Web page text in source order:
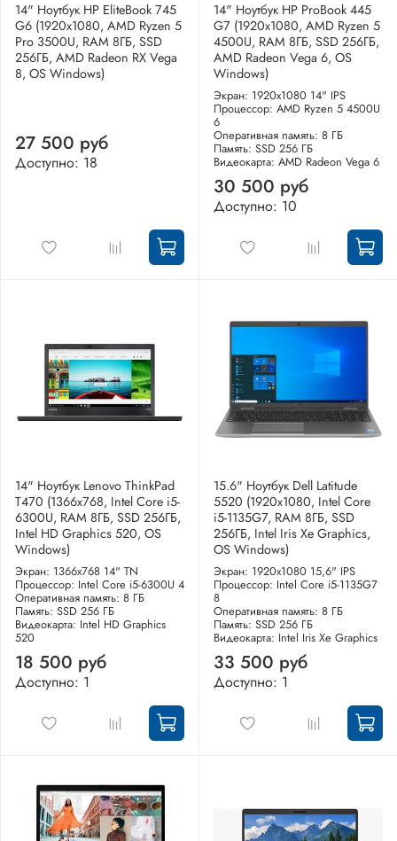
14" Ноутбук HP EliteBook 745
G6 (1920x1080, AMD Ryzen 5
Pro 3500U, RAM 8ГБ, SSD
256ГБ, AMD Radeon RX Vega
8, OS Windows)
27 500 руб
Доступно: 18
14" Ноутбук HP ProBook 445
G7 (1920x1080, AMD Ryzen 5
4500U, RAM 8ГБ, SSD 256ГБ,
AMD Radeon Vega 6, OS
Windows)
Экран: 1920x1080 14" IPS
Процессор: AMD Ryzen 5 4500U
6
Оперативная память: 8 ГБ
Память: SSD 256 ГБ
Видеокарта: AMD Radeon Vega 6
30 500 руб
Доступно: 10
14" Ноутбук Lenovo ThinkPad
T470 (1366x768, Intel Core i5-
6300U, RAM 8ГБ, SSD 256ГБ,
Intel HD Graphics 520, OS
Windows)
Экран: 1366x768 14" TN
Процессор: Intel Core i5-6300U 4
Оперативная память: 8 ГБ
Память: SSD 256 ГБ
Видеокарта: Intel HD Graphics
520
18 500 руб
Доступно: 1
15.6" Ноутбук Dell Latitude
5520 (1920x1080, Intel Core
i5-1135G7, RAM 8ГБ, SSD
256ГБ, Intel Iris Xe Graphics,
OS Windows)
Экран: 1920x1080 15,6" IPS
Процессор: Intel Core i5-1135G7
8
Оперативная память: 8 ГБ
Память: SSD 256 ГБ
Видеокарта: Intel Iris Xe Graphics
33 500 руб
Доступно: 1